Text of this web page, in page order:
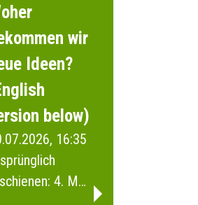
Wuppertal.
wir
Ideen?
below)
16:35
4. Mai